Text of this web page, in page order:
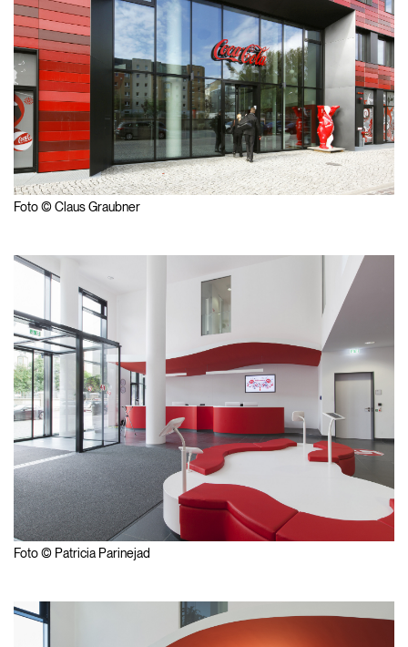
Foto © Claus Graubner
Foto © Patricia Parinejad